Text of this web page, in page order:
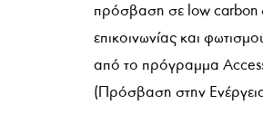
πρόσβαση σε low carbon
επικοινωνίας και
από το πρόγραμμα
(Πρόσβαση στην